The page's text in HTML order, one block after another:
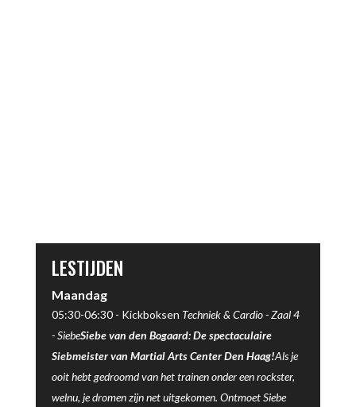
LESTIJDEN
Maandag
05:30-06:30 - Kickboksen Techniek & Cardio -Zaal 4
-SiebeSiebe van den Bogaard: De spectaculaire
Siebmeister van Martial Arts Center Den Haag!Als je
ooit hebt gedroomd van het trainen onder een rockster,
welnu, je dromen zijn net uitgekomen. Ontmoet Siebe